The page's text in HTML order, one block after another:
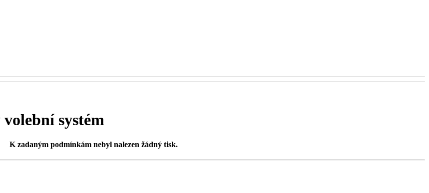
systém
K zadaným podmínkám nebyl nalezen žádný tisk.